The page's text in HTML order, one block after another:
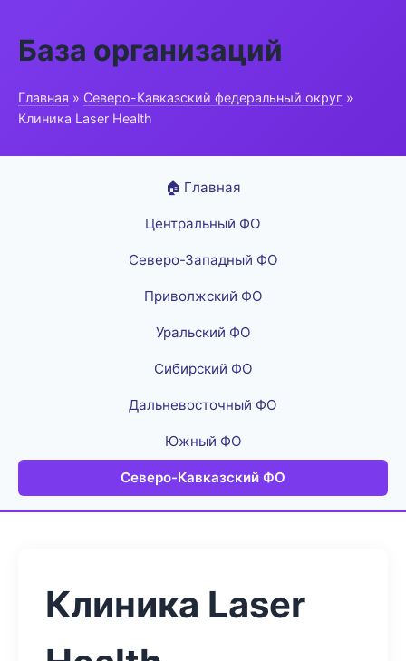
База организаций
Главная » Северо-Кавказский федеральный округ »
Клиника Laser Health
🏠 Главная
Центральный ФО
Северо-Западный ФО
Приволжский ФО
Уральский ФО
Сибирский ФО
Дальневосточный ФО
Южный ФО
Северо-Кавказский ФО
Клиника Laser